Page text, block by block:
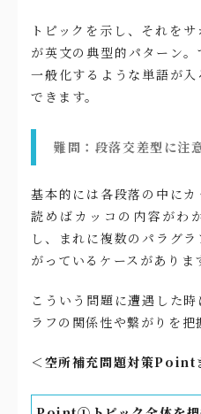
トピックを示し、それを
が英文の典型的パターン
一般化するような単語が
できます。
難問：段落交差型に注
基本的には各段落の中に
読めばカッコの内容がわ
し、まれに複数のパラグ
がっているケースがありま
こういう問題に遭遇した
ラフの関係性や繋がりを把
＜空所補充問題対策Point